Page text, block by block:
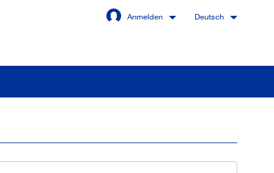
Anmelden
bleiben
Deutsch